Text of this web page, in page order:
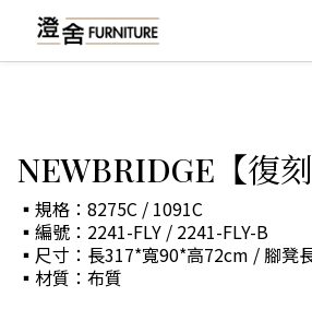
NEWBRIDGE【復刻
▪規格：8275C / 1091C
▪編號：2241-FLY / 2241-FLY-B
▪尺寸：長317*寬90*高72cm / 腳凳
▪材質：布質